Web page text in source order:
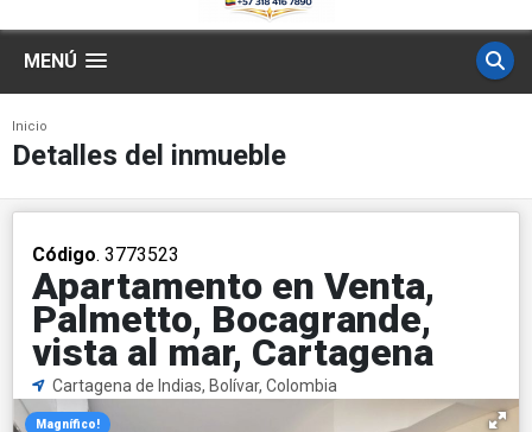
MENÚ
Inicio
Detalles del inmueble
Código. 3773523
Apartamento en Venta,
Palmetto, Bocagrande,
vista al mar, Cartagena
Cartagena de Indias, Bolívar, Colombia
Magnífico!